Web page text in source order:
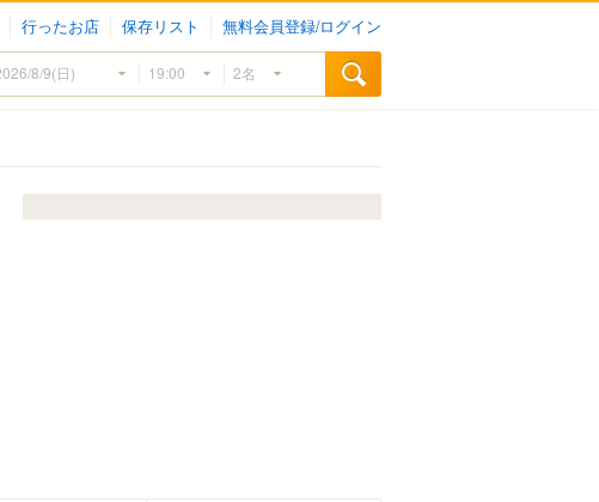
行ったお店 保存リスト 無料会員登録/ログイン